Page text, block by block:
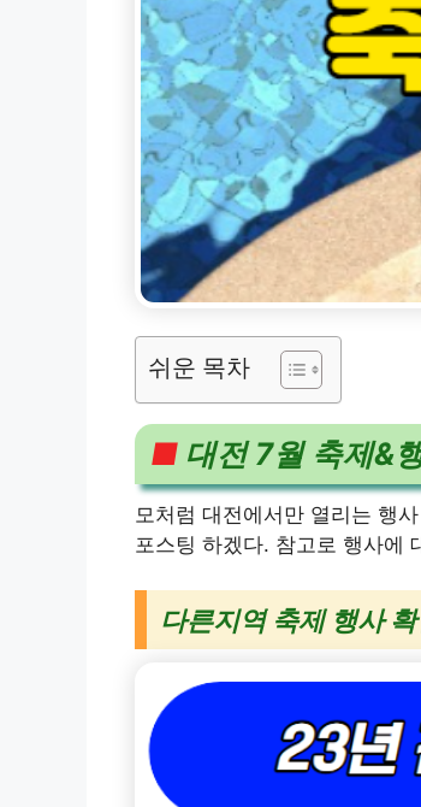
쉬운 목차
■대전 7월 축제&
모처럼 대전에서만 열리는 행
포스팅 하겠다. 참고로 행사에
다른지역 축제 행사